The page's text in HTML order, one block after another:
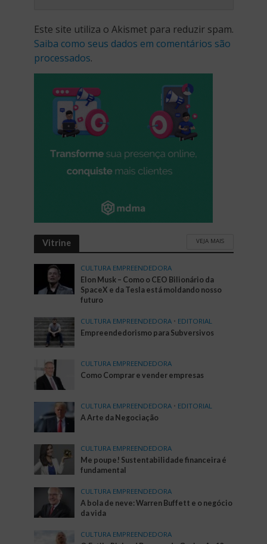
Este site utiliza o Akismet para reduzir spam.
Saiba como seus dados em comentários são
processados.
Vitrine VEJA MAIS
CULTURA EMPREENDEDORA
Elon Musk – Como o CEO Bilionário da
SpaceX e da Tesla está moldando nosso
futuro
CULTURA EMPREENDEDORA • EDITORIAL
Empreendedorismo para Subversivos
CULTURA EMPREENDEDORA
Como Comprar e vender empresas
CULTURA EMPREENDEDORA • EDITORIAL
A Arte da Negociação
CULTURA EMPREENDEDORA
Me poupe! Sustentabilidade financeira é
fundamental
CULTURA EMPREENDEDORA
A bola de neve: Warren Buffett e o negócio
da vida
CULTURA EMPREENDEDORA